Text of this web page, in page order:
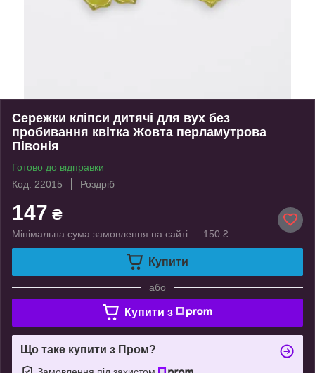
Сережки кліпси дитячі для вух без
пробивання квітка Жовта перламутрова
Півонія
Готово до відправки
Код: 22015
Роздріб
147 ₴
Мінімальна сума замовлення на сайті — 150 ₴
Купити
або
Купити з
Що таке купити з Пром?